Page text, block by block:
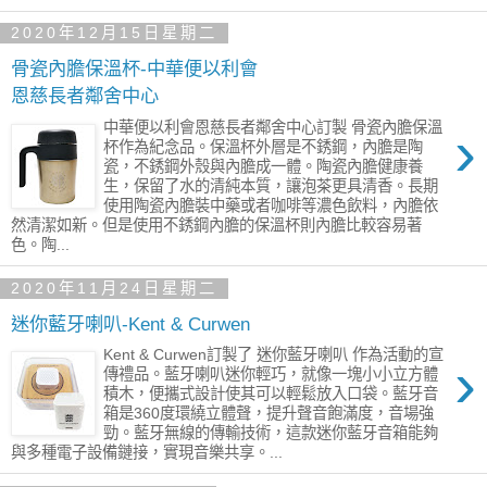
2020年12月15日星期二
骨瓷內膽保溫杯-中華便以利會
恩慈長者鄰舍中心
›
中華便以利會恩慈長者鄰舍中心訂製 骨瓷內膽保溫
杯作為紀念品。保溫杯外層是不銹鋼，內膽是陶
瓷，不銹鋼外殼與內膽成一體。陶瓷內膽健康養
生，保留了水的清純本質，讓泡茶更具清香。長期
使用陶瓷內膽裝中藥或者咖啡等濃色飲料，內膽依
然清潔如新。但是使用不銹鋼內膽的保溫杯則內膽比較容易著
色。陶...
2020年11月24日星期二
迷你藍牙喇叭-Kent & Curwen
›
Kent & Curwen訂製了 迷你藍牙喇叭 作為活動的宣
傳禮品。藍牙喇叭迷你輕巧，就像一塊小小立方體
積木，便攜式設計使其可以輕鬆放入口袋。藍牙音
箱是360度環繞立體聲，提升聲音飽滿度，音場強
勁。藍牙無線的傳輸技術，這款迷你藍牙音箱能夠
與多種電子設備鏈接，實現音樂共享。...